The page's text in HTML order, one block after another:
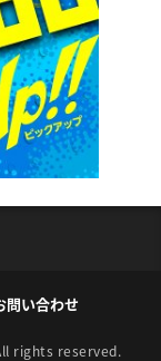
問い合わせ
rights reserved.